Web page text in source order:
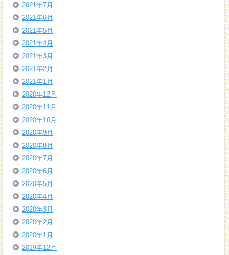
2021年7月
2021年6月
2021年5月
2021年4月
2021年3月
2021年2月
2021年1月
2020年12月
2020年11月
2020年10月
2020年9月
2020年8月
2020年7月
2020年6月
2020年5月
2020年4月
2020年3月
2020年2月
2020年1月
2019年12月